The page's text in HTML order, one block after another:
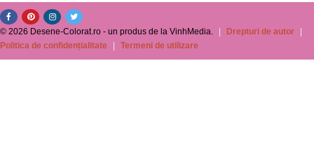
© 2026 Desene-Colorat.ro - un produs de la VinhMedia. Drepturi de autor
Politica de confidențialitate
Termeni de utilizare